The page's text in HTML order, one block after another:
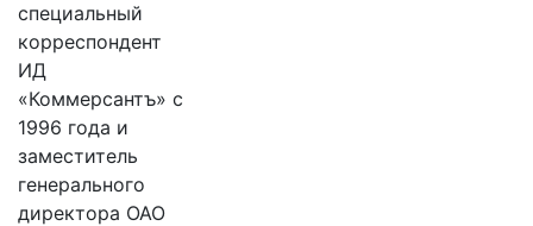
специальный
корреспондент
ИД
«Коммерсантъ» с
1996 года и
заместитель
генерального
директора ОАО